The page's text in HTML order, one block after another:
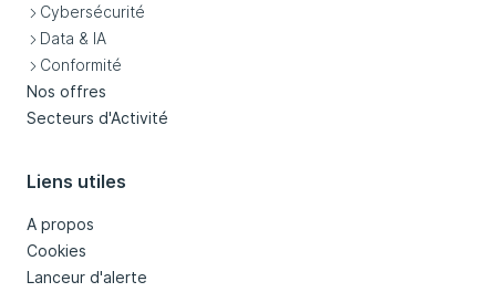
Cybersécurité
Data & IA
Conformité
Nos offres
Secteurs d'Activité
Liens utiles
A propos
Cookies
Lanceur d'alerte